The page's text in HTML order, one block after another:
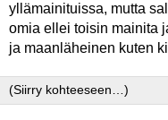
yllämainituissa, mutta
omia ellei toisin mainita
ja maanläheinen kuten